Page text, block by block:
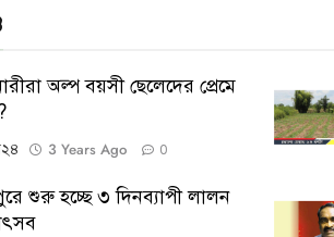
অল্প বয়সী ছেলেদের প্রেমে
3 Years Ago 0
শুরু হচ্ছে ৩ দিনব্যাপী লালন